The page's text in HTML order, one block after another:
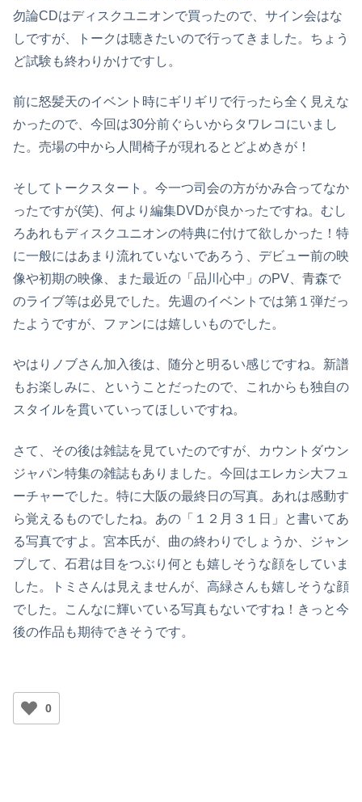
勿論CDはディスクユニオンで買ったので、サイン会はな
しですが、トークは聴きたいので行ってきました。ちょう
ど試験も終わりかけですし。
前に怒髪天のイベント時にギリギリで行ったら全く見えな
かったので、今回は30分前ぐらいからタワレコにいまし
た。売場の中から人間椅子が現れるとどよめきが！
そしてトークスタート。今一つ司会の方がかみ合ってなか
ったですが(笑)、何より編集DVDが良かったですね。むし
ろあれもディスクユニオンの特典に付けて欲しかった！特
に一般にはあまり流れていないであろう、デビュー前の映
像や初期の映像、また最近の「品川心中」のPV、青森で
のライブ等は必見でした。先週のイベントでは第１弾だっ
たようですが、ファンには嬉しいものでした。
やはりノブさん加入後は、随分と明るい感じですね。新譜
もお楽しみに、ということだったので、これからも独自の
スタイルを貫いていってほしいですね。
さて、その後は雑誌を見ていたのですが、カウントダウン
ジャパン特集の雑誌もありました。今回はエレカシ大フュ
ーチャーでした。特に大阪の最終日の写真。あれは感動す
ら覚えるものでしたね。あの「１２月３１日」と書いてあ
る写真ですよ。宮本氏が、曲の終わりでしょうか、ジャン
プして、石君は目をつぶり何とも嬉しそうな顔をしていま
した。トミさんは見えませんが、高緑さんも嬉しそうな顔
でした。こんなに輝いている写真もないですね！きっと今
後の作品も期待できそうです。
0